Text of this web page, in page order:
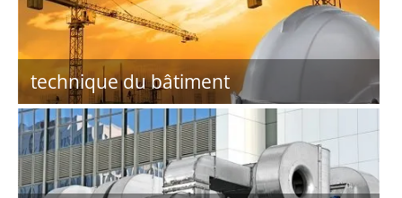
technique du bâtiment